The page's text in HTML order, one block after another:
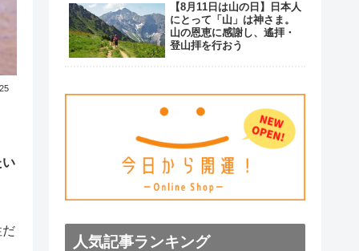
い
だ
【8月11日は山の日】日本人
にとって「山」は神さま。
山の恩恵に感謝し、遙拝・
登山拝を行おう
人気記事ランキング